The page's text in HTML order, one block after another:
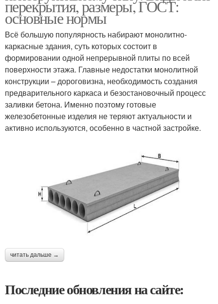
перекрытия, размеры, ГОСТ:
основные нормы
Всё большую популярность набирают монолитно-
каркасные здания, суть которых состоит в
формировании одной непрерывной плиты по всей
поверхности этажа. Главные недостатки монолитной
конструкции – дороговизна, необходимость создания
предварительного каркаса и безостановочный процесс
заливки бетона. Именно поэтому готовые
железобетонные изделия не теряют актуальности и
активно используются, особенно в частной застройке.
читать дальше →
Последние обновления на сайте: